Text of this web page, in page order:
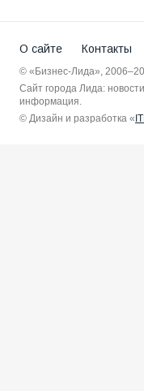
О сайте Контакты
© «Бизнес-Лида»,
Сайт города Лида:
информация.
© Дизайн и разработка «